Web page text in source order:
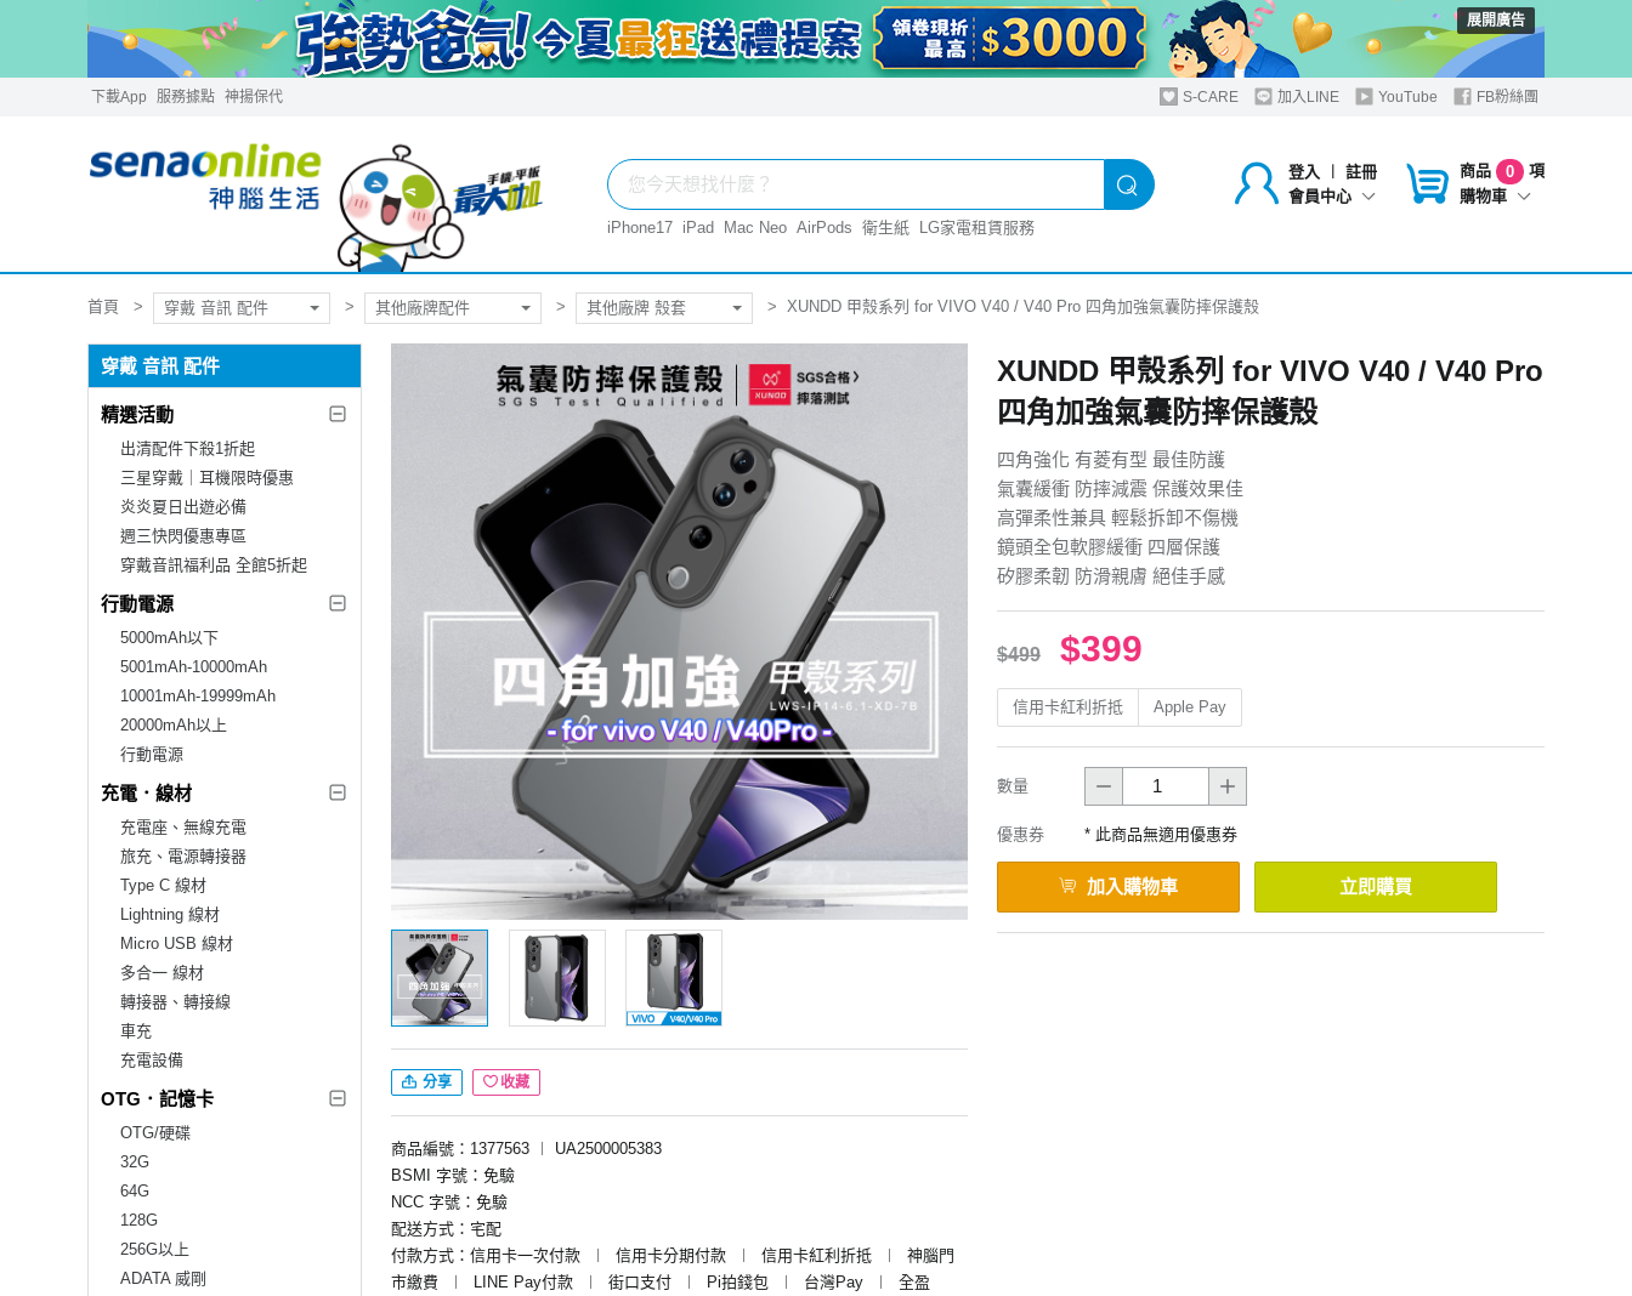
展開廣告
下載App 服務據點 神揚保代 S-CARE 加入LINE YouTube FB粉絲團
登入 ︱
註冊
會員中心
商品 0
項
購物車
iPhone17 iPad Mac Neo AirPods 衛生紙 LG家電租賃服務
首頁 穿戴 音訊 配件 其他廠牌配件 其他廠牌 殼套 XUNDD 甲殼系列 for VIVO V40 / V40 Pro 四角加強氣囊防摔保護殼
穿戴 音訊 配件
精選活動
出清配件下殺1折起
三星穿戴｜耳機限時優惠
炎炎夏日出遊必備
週三快閃優惠專區
穿戴音訊福利品 全館5折起
行動電源
5000mAh以下
5001mAh-10000mAh
10001mAh-19999mAh
20000mAh以上
行動電源
充電．線材
充電座、無線充電
旅充、電源轉接器
Type C 線材
Lightning 線材
Micro USB 線材
多合一 線材
轉接器、轉接線
車充
充電設備
OTG．記憶卡
OTG/硬碟
32G
64G
128G
256G以上
ADATA 威剛
分享 收藏
商品編號：1377563 ︱
UA2500005383
BSMI 字號：免驗
NCC 字號：免驗
配送方式：宅配
付款方式：信用卡一次付款
︱ 信用卡分期付款 ︱ 信用卡紅利折抵 ︱
神腦門
市繳費
︱ LINE Pay付款 ︱ 街口支付 ︱ Pi拍錢包 ︱ 台灣Pay ︱
全盈
XUNDD 甲殼系列 for VIVO V40 / V40 Pro
四角加強氣囊防摔保護殼
四角強化 有菱有型 最佳防護
氣囊緩衝 防摔減震 保護效果佳
高彈柔性兼具 輕鬆拆卸不傷機
鏡頭全包軟膠緩衝 四層保護
矽膠柔韌 防滑親膚 絕佳手感
$499 $399
信用卡紅利折抵 Apple Pay
數量
優惠券 * 此商品無適用優惠券
加入購物車 立即購買